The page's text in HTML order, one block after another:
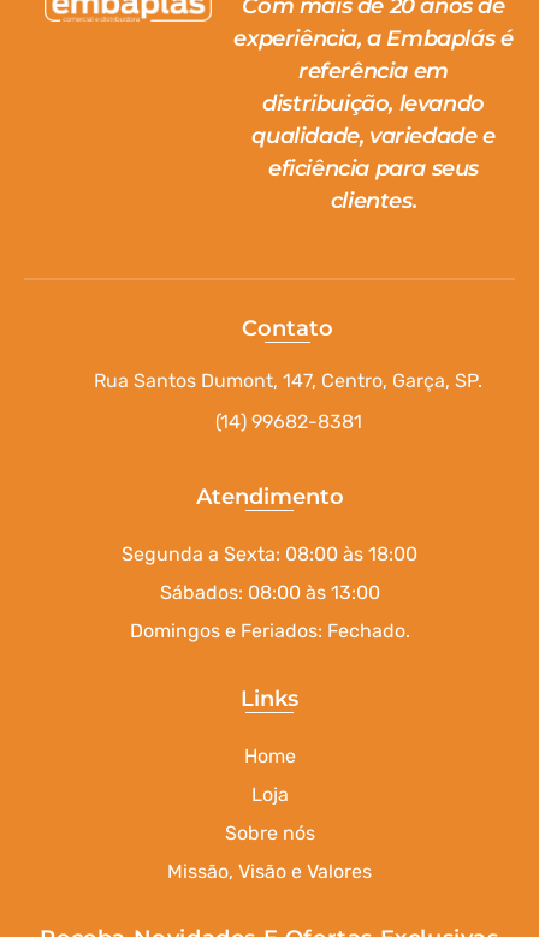
Com mais de 20 anos de
experiência, a Embaplás é
referência em
distribuição, levando
qualidade, variedade e
eficiência para seus
clientes.
Contato
Rua Santos Dumont, 147, Centro, Garça, SP.
(14) 99682-8381
Atendimento
Segunda a Sexta: 08:00 às 18:00
Sábados: 08:00 às 13:00
Domingos e Feriados: Fechado.
Links
Home
Loja
Sobre nós
Missão, Visão e Valores